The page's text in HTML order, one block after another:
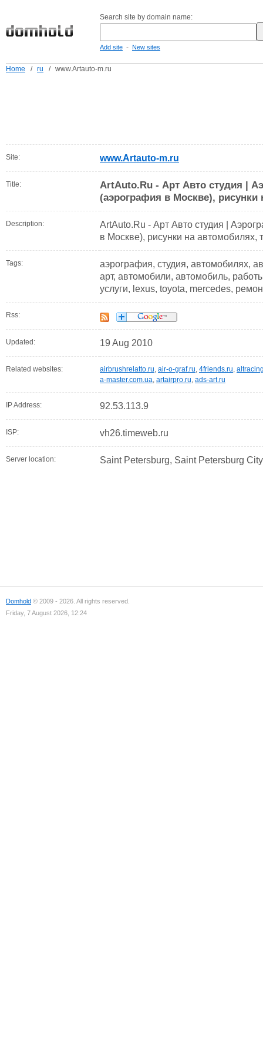
Search site by domain name:
Add site - New sites
Home / ru / www.Artauto-m.ru
Site: www.Artauto-m.ru
Title:
ArtAuto.Ru - Арт Авто студия |
(аэрография в Москве),
Description:
ArtAuto.Ru - Арт Авто студия |
в Москве), рисунки на автомобилях,
Tags:
аэрография, студия, автомобилях,
арт, автомобили, автомобиль,
услуги, lexus, toyota, mercedes,
Rss:
Updated: 19 Aug 2010
Related websites: airbrushrelatto.ru, air-o-graf.ru, 4friends.ru,
a-master.com.ua, artairpro.ru, ads-art.ru
IP Address: 92.53.113.9
ISP: vh26.timeweb.ru
Server location: Saint Petersburg, Saint Petersburg
Domhold © 2009 - 2026. All rights reserved.
Friday, 7 August 2026, 12:24